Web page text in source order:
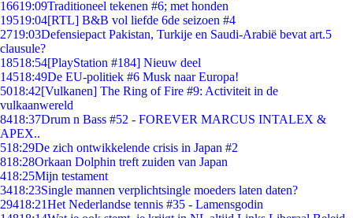
16619:09Traditioneel tekenen #6; met honden
19519:04[RTL] B&B vol liefde 6de seizoen #4
2719:03Defensiepact Pakistan, Turkije en Saudi-Arabië bevat art.5
clausule?
18518:54[PlayStation #184] Nieuw deel
14518:49De EU-politiek #6 Musk naar Europa!
5018:42[Vulkanen] The Ring of Fire #9: Activiteit in de
vulkaanwereld
8418:37Drum n Bass #52 - FOREVER MARCUS INTALEX &
APEX..
518:29De zich ontwikkelende crisis in Japan #2
818:28Orkaan Dolphin treft zuiden van Japan
418:25Mijn testament
3418:23Single mannen verplichtsingle moeders laten daten?
29418:21Het Nederlandse tennis #35 - Lamensgodin